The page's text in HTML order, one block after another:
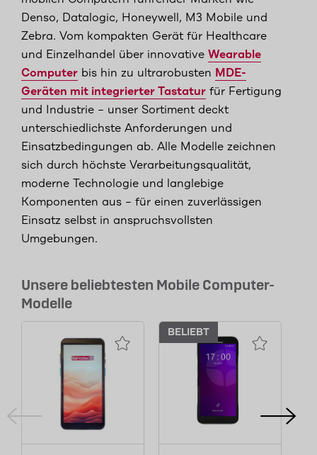
Denso, Datalogic, Honeywell, M3 Mobile und
Zebra. Vom kompakten Gerät für Healthcare
und Einzelhandel über innovative Wearable
Computer bis hin zu ultrarobusten MDE-
Geräten mit integrierter Tastatur für Fertigung
und Industrie – unser Sortiment deckt
unterschiedlichste Anforderungen und
Einsatzbedingungen ab. Alle Modelle zeichnen
sich durch höchste Verarbeitungsqualität,
moderne Technologie und langlebige
Komponenten aus – für einen zuverlässigen
Einsatz selbst in anspruchsvollsten
Umgebungen.
Unsere beliebtesten Mobile Computer-
Modelle
BELIEBT